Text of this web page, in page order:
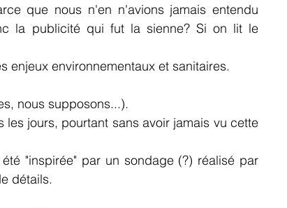
que nous n'en n'avions jamais entendu
la publicité qui fut la sienne? Si on lit le
enjeux environnementaux et sanitaires.
nous supposons...).
jours, pourtant sans avoir jamais vu cette
"inspirée" par un sondage (?) réalisé par
détails.